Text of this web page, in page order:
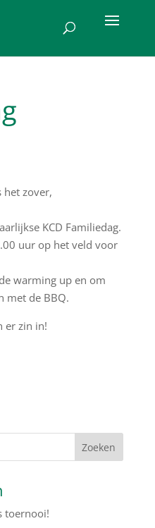
het zover,
KCD Familiedag.
uur op het veld voor
warming up en om
met de BBQ.
er zin in!
toernooi!